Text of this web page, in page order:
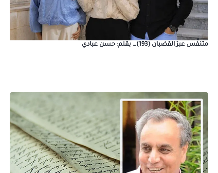
متنفَّس عبرَ القضبان (193)… بقلم: حسن عبادي